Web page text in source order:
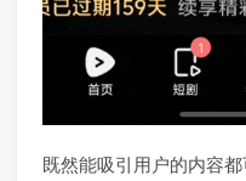
既然能吸引用户的内容